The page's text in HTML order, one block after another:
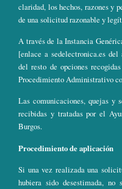
claridad, los hechos, razones y
de una solicitud razonable y
A través de la Instancia
[enlace a sedelectronica.es
del resto de opciones
Procedimiento Administrativo
Las comunicaciones, quejas y
recibidas y tratadas por el
Burgos.
Procedimiento de aplicación
Si una vez realizada una
hubiera sido desestimada,